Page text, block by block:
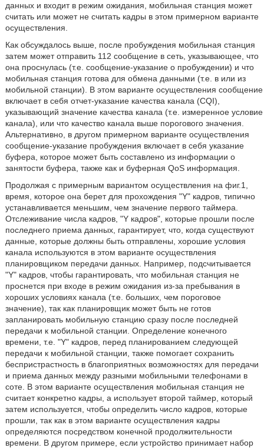
данных и входит в режим ожидания, мобильная станция может
считать или может не считать кадры в этом примерном варианте
осуществления.
Как обсуждалось выше, после пробуждения мобильная станция
затем может отправить 112 сообщение в сеть, указывающее, что
она проснулась (т.е. сообщение-указание о пробуждении) и что
мобильная станция готова для обмена данными (т.е. в или из
мобильной станции). В этом варианте осуществления сообщение
включает в себя отчет-указание качества канала (CQI),
указывающий значение качества канала (т.е. измеренное условие
канала), или что качество канала выше порогового значения.
Альтернативно, в другом примерном варианте осуществления
сообщение-указание пробуждения включает в себя указание
буфера, которое может быть составлено из информации о
занятости буфера, также как и буферная QoS информация.
Продолжая с примерным вариантом осуществления на фиг.1,
время, которое она берет для прохождения "Y" кадров, типично
устанавливается меньшим, чем значение первого таймера.
Отслеживание числа кадров, "Y кадров", которые прошли после
последнего приема данных, гарантирует, что, когда существуют
данные, которые должны быть отправлены, хорошие условия
канала используются в этом варианте осуществления
планировщиком передачи данных. Например, подсчитывается
"Y" кадров, чтобы гарантировать, что мобильная станция не
проснется при входе в режим ожидания из-за пребывания в
хороших условиях канала (т.е. больших, чем пороговое
значение), так как планировщик может быть не готов
запланировать мобильную станцию сразу после последней
передачи к мобильной станции. Определение конечного
времени, т.е. "Y" кадров, перед планированием следующей
передачи к мобильной станции, также помогает сохранить
беспристрастность в благоприятных возможностях для передачи
и приема данных между разными мобильными телефонами в
соте. В этом варианте осуществления мобильная станция не
считает конкретно кадры, а использует второй таймер, который
затем используется, чтобы определить число кадров, которые
прошли, так как в этом варианте осуществления кадры
определяются посредством конечной продолжительности
времени. В другом примере, если устройство принимает набор